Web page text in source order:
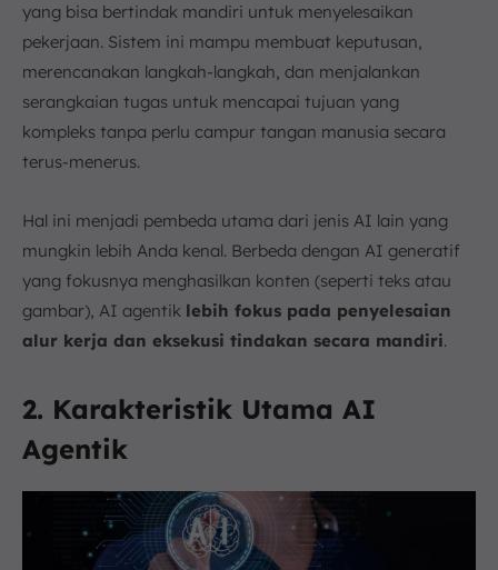
yang bisa bertindak mandiri untuk menyelesaikan
pekerjaan. Sistem ini mampu membuat keputusan,
merencanakan langkah-langkah, dan menjalankan
serangkaian tugas untuk mencapai tujuan yang
kompleks tanpa perlu campur tangan manusia secara
terus-menerus.
Hal ini menjadi pembeda utama dari jenis AI lain yang
mungkin lebih Anda kenal. Berbeda dengan AI generatif
yang fokusnya menghasilkan konten (seperti teks atau
gambar), AI agentik lebih fokus pada penyelesaian
alur kerja dan eksekusi tindakan secara mandiri.
2. Karakteristik Utama AI
Agentik